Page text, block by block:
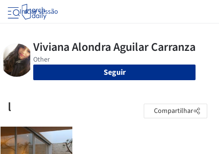
Iniciar sessão
Seguir
l Compartilhar